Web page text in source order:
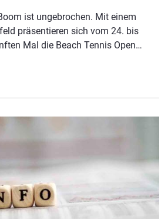
ist ungebrochen. Mit einem
präsentieren sich vom 24. bis
Mal die Beach Tennis Open
32 Damen-Teams und 32 Herren-
Series an, dazu rund 150
Beach Tennis.